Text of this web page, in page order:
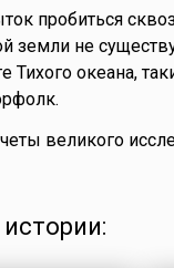
пробиться
не
Тихого океана,
великого
истории: